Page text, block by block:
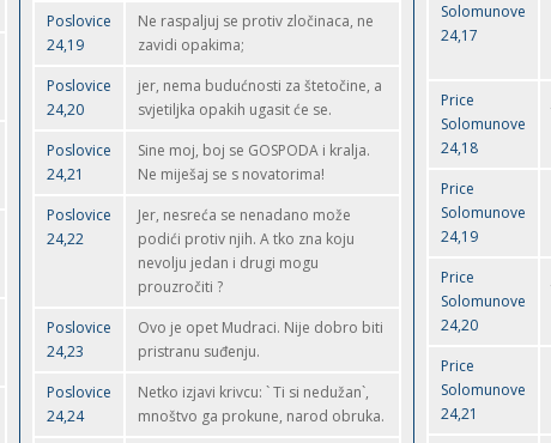
Poslovice
24,19
Ne raspaljuj se protiv zločinaca, ne
zavidi opakima;
Poslovice
24,20
jer, nema budućnosti za štetočine, a
svjetiljka opakih ugasit će se.
Poslovice
24,21
Sine moj, boj se GOSPODA i kralja.
Ne miješaj se s novatorima!
Poslovice
24,22
Jer, nesreća se nenadano može
podići protiv njih. A tko zna koju
nevolju jedan i drugi mogu
prouzročiti ?
Poslovice
24,23
Ovo je opet Mudraci. Nije dobro biti
pristranu suđenju.
Poslovice
24,24
Netko izjavi krivcu: ` Ti si nedužan`,
mnoštvo ga prokune, narod obruka.
Solomunove
24,17
Price
Solomunove
24,18
Price
Solomunove
24,19
Price
Solomunove
24,20
Price
Solomunove
24,21